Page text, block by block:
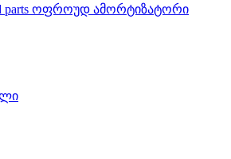
parts ოფროუდ ამორტიზატორი